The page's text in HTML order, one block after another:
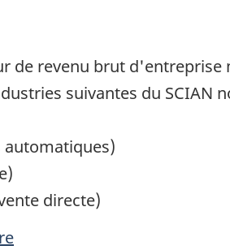
de revenu brut d'entreprise
suivantes du SCIAN
automatiques)
directe)